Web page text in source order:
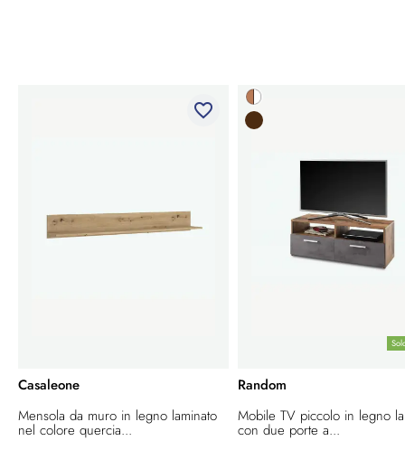
favorite_border
Casaleone
Mensola da muro in legno laminato
nel colore quercia...
Random
Mobile TV piccolo in legno
con due porte a...